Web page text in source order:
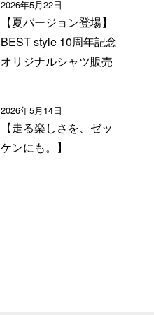
2026年5月22日
【夏バージョン登場】
BEST style 10周年記念
オリジナルシャツ販売
2026年5月14日
【走る楽しさを、ゼッ
ケンにも。】